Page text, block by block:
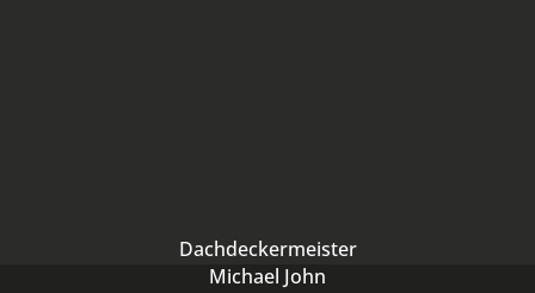
Dachdeckermeister
Michael John